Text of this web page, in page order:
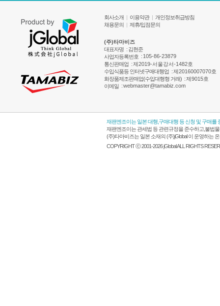
회사소개 이용약관
개인정보취급방침
채용문의
제휴/입점문의
(주)타마비즈
대표자명 : 김현준
사업자등록번호 : 105-86-23879
통신판매업 :제2019-서울강서-1482호
수입식품등 인터넷구매대행업 :제20160007070호
화장품제조판매업(수입대행형 거래) :제9015호
이메일 :webmaster@tamabiz.com
재팬엔조이는 일본 대행,구매대행 등 신청 및 구매
재팬엔조이는 관세법 등 관련규정을 준수하고,불법
(주)타마비즈는 일본 소재의 (주)jGlobal 이 운영하는
COPYRIGHT ⓒ 2001-2026 jGlobal ALL RIGHTS